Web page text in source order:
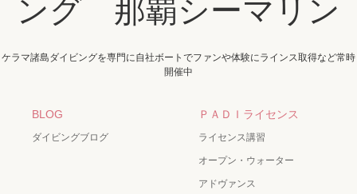
ング 那覇シーマリン
ケラマ諸島ダイビングを専門に自社ボートでファンや体験にラインス取得など常時
開催中
BLOG
ダイビングブログ
ＰＡＤＩライセンス
ライセンス講習
オープン・ウォーター
アドヴァンス